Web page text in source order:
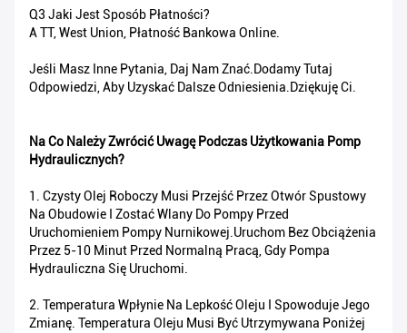
Q3 Jaki Jest Sposób Płatności?
A TT, West Union, Płatność Bankowa Online.
Jeśli Masz Inne Pytania, Daj Nam Znać.Dodamy Tutaj
Odpowiedzi, Aby Uzyskać Dalsze Odniesienia.Dziękuję Ci.
Na Co Należy Zwrócić Uwagę Podczas Użytkowania Pomp
Hydraulicznych?
1. Czysty Olej Roboczy Musi Przejść Przez Otwór Spustowy
Na Obudowie I Zostać Wlany Do Pompy Przed
Uruchomieniem Pompy Nurnikowej.Uruchom Bez Obciążenia
Przez 5-10 Minut Przed Normalną Pracą, Gdy Pompa
Hydrauliczna Się Uruchomi.
2. Temperatura Wpłynie Na Lepkość Oleju I Spowoduje Jego
Zmianę. Temperatura Oleju Musi Być Utrzymywana Poniżej